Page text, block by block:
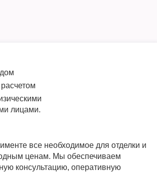
лицами.
все необходимое для отделки и
ценам. Мы обеспечиваем
консультацию, оперативную